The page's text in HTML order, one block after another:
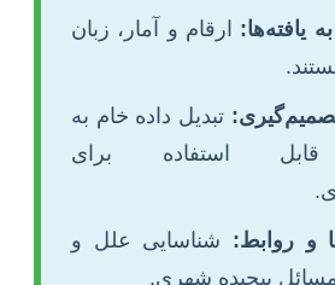
یافته‌ها: ارقام و آمار، زبان
تبدیل داده خام به
قابل استفاده برای
و روابط: شناسایی علل و
پیچیده شهری.